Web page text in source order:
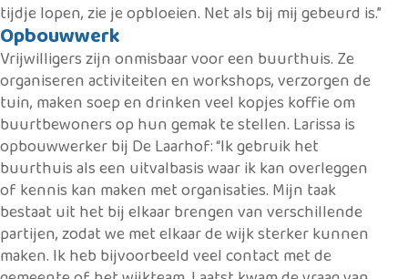
tijdje lopen, zie je opbloeien. Net als bij mij gebeurd is.”
Opbouwwerk
Vrijwilligers zijn onmisbaar voor een buurthuis. Ze
organiseren activiteiten en workshops, verzorgen de
tuin, maken soep en drinken veel kopjes koffie om
buurtbewoners op hun gemak te stellen. Larissa is
opbouwwerker bij De Laarhof: “Ik gebruik het
buurthuis als een uitvalbasis waar ik kan overleggen
of kennis kan maken met organisaties. Mijn taak
bestaat uit het bij elkaar brengen van verschillende
partijen, zodat we met elkaar de wijk sterker kunnen
maken. Ik heb bijvoorbeeld veel contact met de